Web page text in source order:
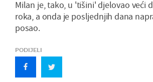
Milan je, tako, u 'tišini' djelovao veći
roka, a onda je posljednjih dana
posao.
PODIJELI